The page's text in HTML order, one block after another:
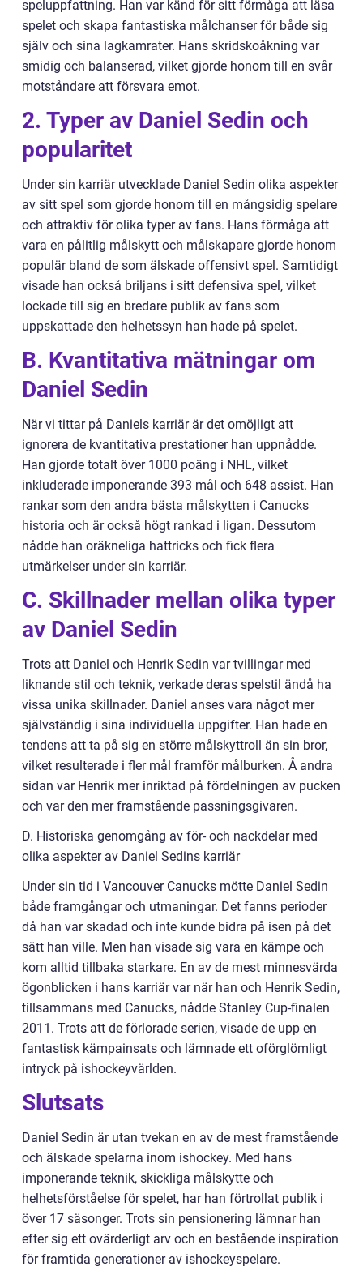
speluppfattning. Han var känd för sitt förmåga att läsa
spelet och skapa fantastiska målchanser för både sig
själv och sina lagkamrater. Hans skridskoåkning var
smidig och balanserad, vilket gjorde honom till en svår
motståndare att försvara emot.
2. Typer av Daniel Sedin och
popularitet
Under sin karriär utvecklade Daniel Sedin olika aspekter
av sitt spel som gjorde honom till en mångsidig spelare
och attraktiv för olika typer av fans. Hans förmåga att
vara en pålitlig målskytt och målskapare gjorde honom
populär bland de som älskade offensivt spel. Samtidigt
visade han också briljans i sitt defensiva spel, vilket
lockade till sig en bredare publik av fans som
uppskattade den helhetssyn han hade på spelet.
B. Kvantitativa mätningar om
Daniel Sedin
När vi tittar på Daniels karriär är det omöjligt att
ignorera de kvantitativa prestationer han uppnådde.
Han gjorde totalt över 1000 poäng i NHL, vilket
inkluderade imponerande 393 mål och 648 assist. Han
rankar som den andra bästa målskytten i Canucks
historia och är också högt rankad i ligan. Dessutom
nådde han oräkneliga hattricks och fick flera
utmärkelser under sin karriär.
C. Skillnader mellan olika typer
av Daniel Sedin
Trots att Daniel och Henrik Sedin var tvillingar med
liknande stil och teknik, verkade deras spelstil ändå ha
vissa unika skillnader. Daniel anses vara något mer
självständig i sina individuella uppgifter. Han hade en
tendens att ta på sig en större målskyttroll än sin bror,
vilket resulterade i fler mål framför målburken. Å andra
sidan var Henrik mer inriktad på fördelningen av pucken
och var den mer framstående passningsgivaren.
D. Historiska genomgång av för- och nackdelar med
olika aspekter av Daniel Sedins karriär
Under sin tid i Vancouver Canucks mötte Daniel Sedin
både framgångar och utmaningar. Det fanns perioder
då han var skadad och inte kunde bidra på isen på det
sätt han ville. Men han visade sig vara en kämpe och
kom alltid tillbaka starkare. En av de mest minnesvärda
ögonblicken i hans karriär var när han och Henrik Sedin,
tillsammans med Canucks, nådde Stanley Cup-finalen
2011. Trots att de förlorade serien, visade de upp en
fantastisk kämpainsats och lämnade ett oförglömligt
intryck på ishockeyvärlden.
Slutsats
Daniel Sedin är utan tvekan en av de mest framstående
och älskade spelarna inom ishockey. Med hans
imponerande teknik, skickliga målskytte och
helhetsförståelse för spelet, har han förtrollat publik i
över 17 säsonger. Trots sin pensionering lämnar han
efter sig ett ovärderligt arv och en bestående inspiration
för framtida generationer av ishockeyspelare.